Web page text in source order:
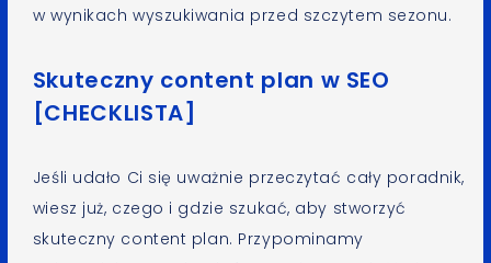
w wynikach wyszukiwania przed szczytem sezonu.
Skuteczny content plan w SEO
[CHECKLISTA]
Jeśli udało Ci się uważnie przeczytać cały poradnik,
wiesz już, czego i gdzie szukać, aby stworzyć
skuteczny content plan. Przypominamy